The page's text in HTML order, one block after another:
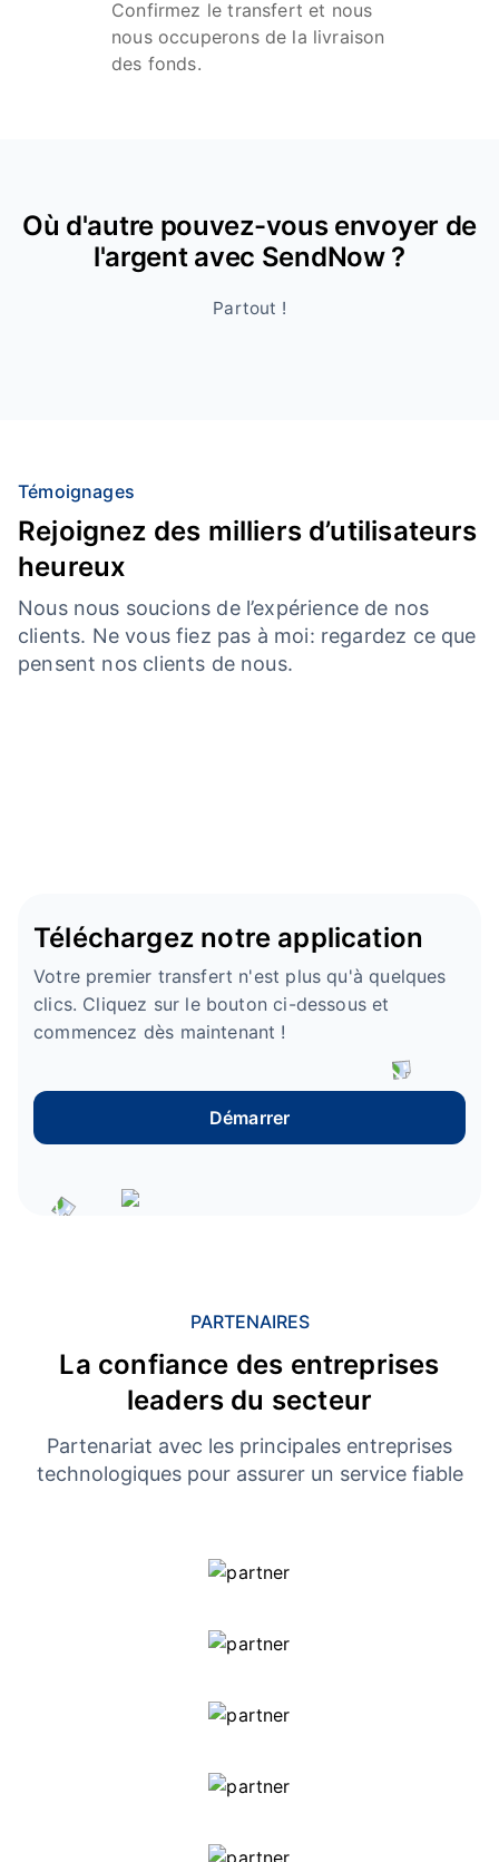
Confirmez le transfert et nous
nous occuperons de la livraison
des fonds.
Où d'autre pouvez-vous envoyer de
l'argent avec SendNow ?
Partout !
Témoignages
Rejoignez des milliers d’utilisateurs
heureux
Nous nous soucions de l’expérience de nos
clients. Ne vous fiez pas à moi: regardez ce que
pensent nos clients de nous.
Téléchargez notre application
Votre premier transfert n'est plus qu'à quelques
clics. Cliquez sur le bouton ci-dessous et
commencez dès maintenant !
Démarrer
PARTENAIRES
La confiance des entreprises
leaders du secteur
Partenariat avec les principales entreprises
technologiques pour assurer un service fiable